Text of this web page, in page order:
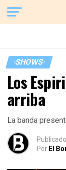
·SHOWS·
Los
arriba
La banda
Publicado
Por El